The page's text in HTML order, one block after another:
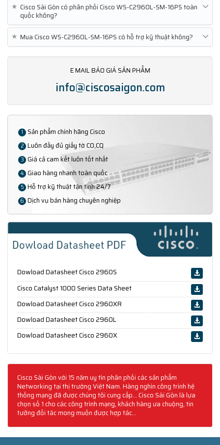
★ Cisco Sài Gòn có phân phối Cisco WS-C2960L-SM-16PS toàn
quốc không?
★ Mua Cisco WS-C2960L-SM-16PS có hỗ trợ kỹ thuật không?
E MAIL BÁO GIÁ SẢN PHẨM
info@ciscosaigon.com
1 Sản phẩm chính hãng Cisco
2 Luôn đầy đủ giấy tờ CO,CQ
3 Giá cả cam kết luôn tốt nhất
4 Giao hàng nhanh toàn quốc
5 Hỗ trợ kỹ thuật tận tình 24/7
6 Dịch vụ bán hàng chuyên nghiệp
Dowload Datasheet Cisco 2960S
Cisco Catalyst 1000 Series Data Sheet
Dowload Datasheet Cisco 2960XR
Dowload Datasheet Cisco 2960L
Dowload Datasheet Cisco 2960X
Cisco Sài Gòn với 15 năm uy tín phân phối các sản phẩm
Networking tại thị trường Việt Nam. Hàng nghìn công trình hệ
thống mạng đã được chúng tôi cung cấp... Cisco Sài Gòn là lựa
chọn số 1 cho các công trình mạng, khách hàng ưa chuộng, tin
tưởng đối tác mong muốn được hợp tác...